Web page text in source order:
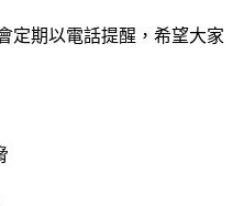
定期以電話提醒，希望大家